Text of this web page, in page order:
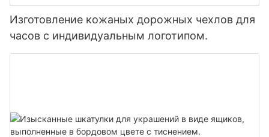
Изготовление кожаных дорожных чехлов для
часов с индивидуальным логотипом.